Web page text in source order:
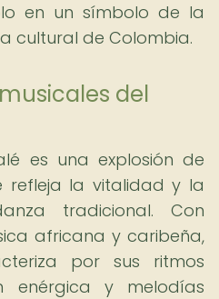
en un símbolo de la
cultural de Colombia.
del
es una explosión de
refleja la vitalidad y la
tradicional. Con
africana y caribeña,
por sus ritmos
enérgica y melodías